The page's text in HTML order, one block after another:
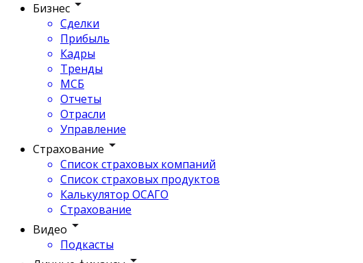
Бизнес
Сделки
Прибыль
Кадры
Тренды
МСБ
Отчеты
Отрасли
Управление
Страхование
Список страховых компаний
Список страховых продуктов
Калькулятор ОСАГО
Страхование
Видео
Подкасты